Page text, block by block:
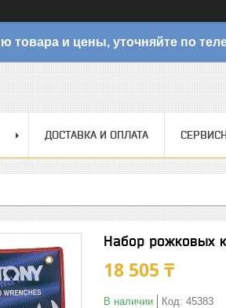
товара и цены, уточняйте по
ДОСТАВКА И ОПЛАТА
Набор рожковых
18 505 ₸
В наличии Код: 45383